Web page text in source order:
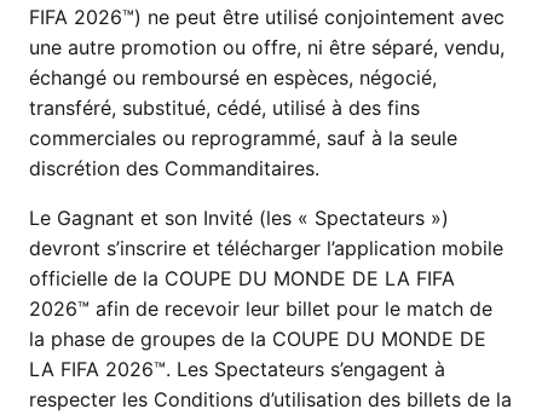
FIFA 2026™) ne peut être utilisé conjointement avec
une autre promotion ou offre, ni être séparé, vendu,
échangé ou remboursé en espèces, négocié,
transféré, substitué, cédé, utilisé à des fins
commerciales ou reprogrammé, sauf à la seule
discrétion des Commanditaires.
Le Gagnant et son Invité (les « Spectateurs »)
devront s’inscrire et télécharger l’application mobile
officielle de la COUPE DU MONDE DE LA FIFA
2026™ afin de recevoir leur billet pour le match de
la phase de groupes de la COUPE DU MONDE DE
LA FIFA 2026™. Les Spectateurs s’engagent à
respecter les Conditions d’utilisation des billets de la